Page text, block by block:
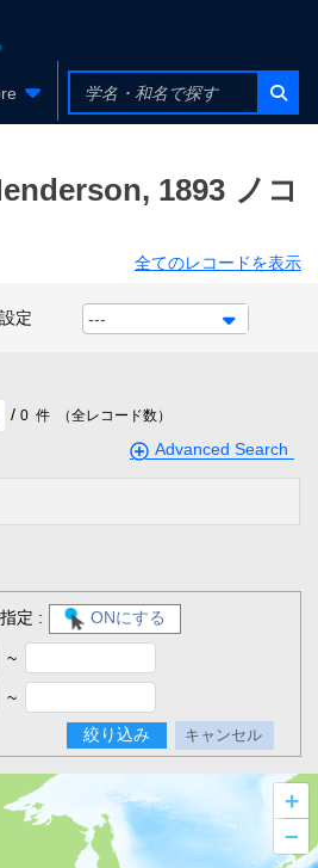
1893 ノコ
全てのレコードを表示
定 ---
/ 0 件 （全レコード数）
Advanced Search
定 : ONにする
~
~
絞り込み
キャンセル
+
–